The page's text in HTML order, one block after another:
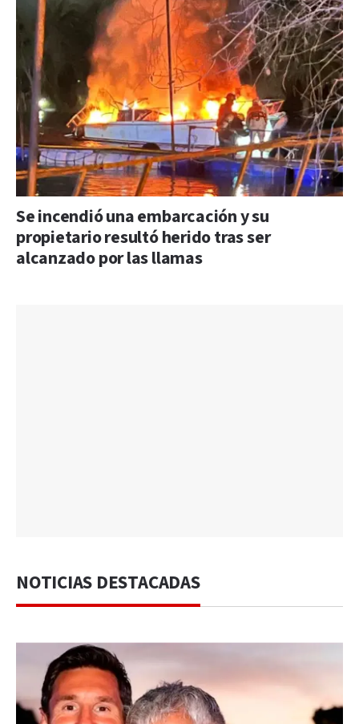
Se incendió una embarcación y su
propietario resultó herido tras ser
alcanzado por las llamas
NOTICIAS DESTACADAS